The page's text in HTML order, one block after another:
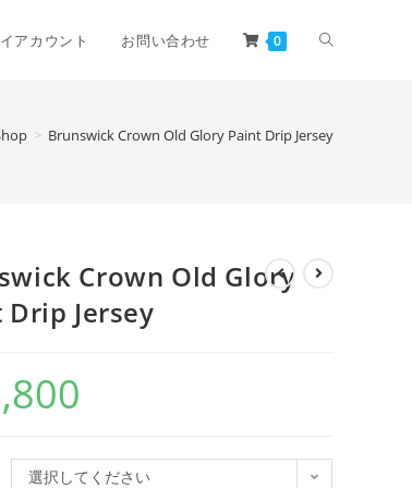
アカウント お問い合わせ 0
> Brunswick Crown Old Glory Paint Drip Jersey
Crown Old Glory
Drip Jersey
選択してください